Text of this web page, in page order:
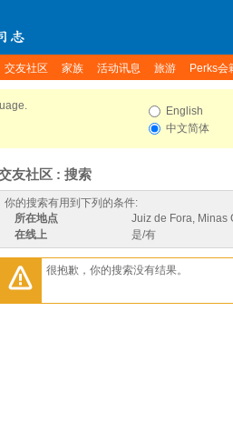
交友社区 家族 活动讯息 旅游 Perks会
English
中文简体
友社区 : 搜索
你的搜索有用到下列的条件:
所在地点
Juiz de Fora, Minas
在线上
是/有
很抱歉，你的搜索没有结果。